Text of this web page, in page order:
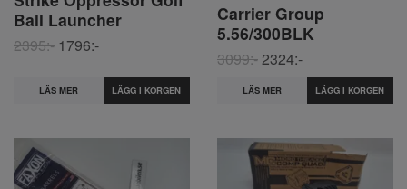
Ball Launcher
2395:- 1796:-
LÄS MER
Carrier Group
5.56/300BLK
3099:-2324:-
LÄS MER